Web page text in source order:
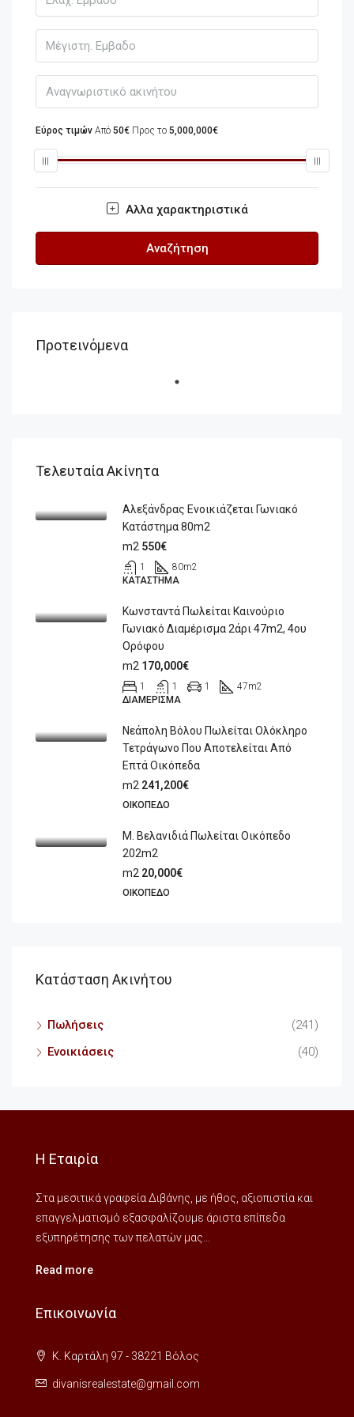
Εύρος τιμών Από 50€ Προς το 5,000,000€
Αλλα χαρακτηριστικά
Αναζήτηση
Προτεινόμενα
Τελευταία Ακίνητα
Αλεξάνδρας Ενοικιάζεται Γωνιακό
Κατάστημα 80m2
m2 550€
1 80m2
ΚΑΤΆΣΤΗΜΑ
Κωνσταντά Πωλείται Καινούριο
Γωνιακό Διαμέρισμα 2άρι 47m2, 4ου
Ορόφου
m2 170,000€
1 1 1 47m2
ΔΙΑΜΈΡΙΣΜΑ
Νεάπολη Βόλου Πωλείται Ολόκληρο
Τετράγωνο Που Αποτελείται Από
Επτά Οικόπεδα
m2 241,200€
ΟΙΚΌΠΕΔΟ
Μ. Βελανιδιά Πωλείται Οικόπεδο
202m2
m2 20,000€
ΟΙΚΌΠΕΔΟ
Κατάσταση Ακινήτου
Πωλήσεις
(241)
Ενοικιάσεις
(40)
Η Εταιρία
Στα μεσιτικά γραφεία Διβάνης, με ήθος, αξιοπιστία και
επαγγελματισμό εξασφαλίζουμε άριστα επίπεδα
εξυπηρέτησης των πελατών μας...
Read more
Επικοινωνία
Κ. Καρτάλη 97 - 38221 Βόλος
divanisrealestate@gmail.com